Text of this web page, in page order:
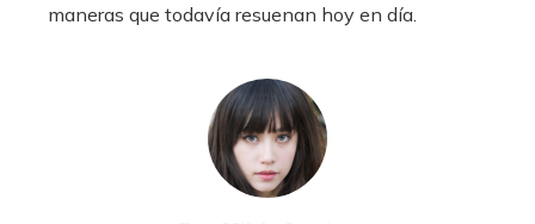
maneras que todavía resuenan hoy en día.